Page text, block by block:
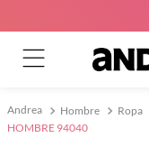
Hombre Ropa
HOMBRE 94040